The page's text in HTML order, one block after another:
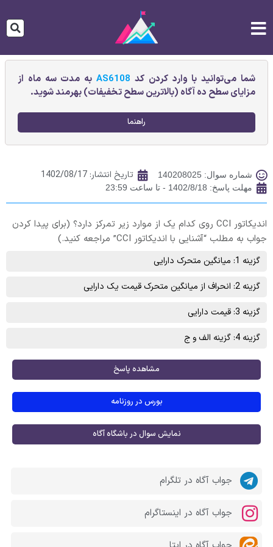
شما می‌توانید با وارد کردن کد AS6108به مدت سه ماه از
مزایای سطح ده آگاه (بالاترین سطح تخفیفات) بهرمند شوید.
راهنما
شماره سوال: 140208025 تاریخ انتشار: 1402/08/17
مهلت پاسخ: 1402/8/18 - تا ساعت 23:59
اندیکاتور CCI روی کدام یک از موارد زیر تمرکز دارد؟ (برای پیدا کردن
جواب به مطلب “آشنایی با اندیکاتور CCI” مراجعه کنید.)
گزینه 1: میانگین متحرک دارایی
گزینه 2: انحراف از میانگین متحرک قیمت یک دارایی
گزینه 3: قیمت دارایی
گزینه 4: گزینه الف و ج
مشاهده پاسخ
بورس در روزنامه
نمایش سوال در باشگاه آگاه
جواب آگاه در تلگرام
جواب آگاه در اینستاگرام